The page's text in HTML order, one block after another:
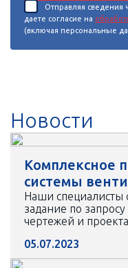
Отправляя сведения
даете согласие на
(включая персональные
Новости
Комплексное
системы
Наши специалисты
задание по
чертежей и
05.07.2023